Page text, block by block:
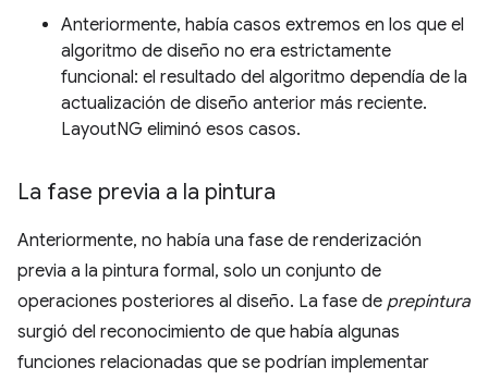
Anteriormente, había casos extremos en los que el
algoritmo de diseño no era estrictamente
funcional: el resultado del algoritmo dependía de la
actualización de diseño anterior más reciente.
LayoutNG eliminó esos casos.
La fase previa a la pintura
Anteriormente, no había una fase de renderización
previa a la pintura formal, solo un conjunto de
operaciones posteriores al diseño. La fase de prepintura
surgió del reconocimiento de que había algunas
funciones relacionadas que se podrían implementar